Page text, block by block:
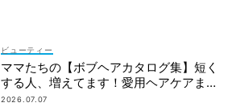
ビューティー
ママたちの【ボブヘアカタログ集】短く
する人、増えてます！愛用ヘアケアまで
全部見せ
2026.07.07